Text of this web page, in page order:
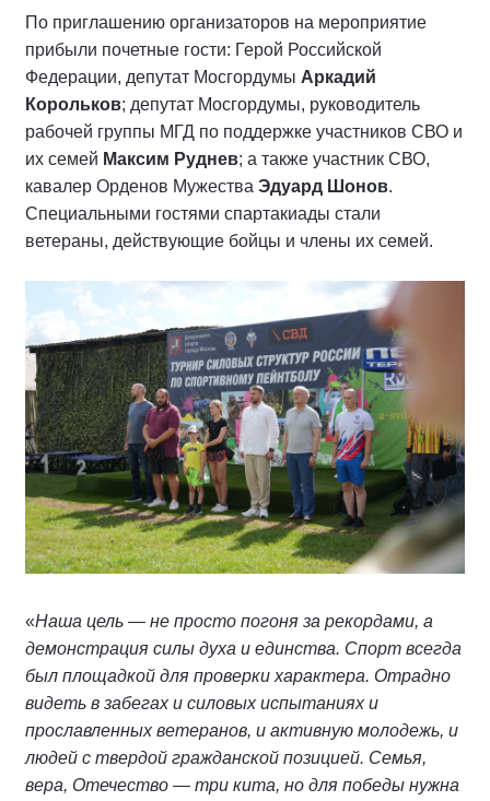
По приглашению организаторов на мероприятие
прибыли почетные гости: Герой Российской
Федерации, депутат Мосгордумы Аркадий
Корольков; депутат Мосгордумы, руководитель
рабочей группы МГД по поддержке участников СВО и
их семей Максим Руднев; а также участник СВО,
кавалер Орденов Мужества Эдуард Шонов.
Специальными гостями спартакиады стали
ветераны, действующие бойцы и члены их семей.
«Наша цель — не просто погоня за рекордами, а
демонстрация силы духа и единства. Спорт всегда
был площадкой для проверки характера. Отрадно
видеть в забегах и силовых испытаниях и
прославленных ветеранов, и активную молодежь, и
людей с твердой гражданской позицией. Семья,
вера, Отечество — три кита, но для победы нужна